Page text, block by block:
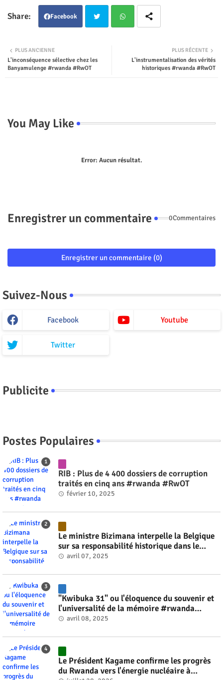
Facebook
ter
PLUS RÉCENTE
L'instrumentalisation des vérités
historiques #rwanda #RwOT
PLUS ANCIENNE
L'inconséquence sélective chez les
Banyamulenge #rwanda #RwOT
You May Like
Error: Aucun résultat.
Enregistrer un commentaire 0Commentaires
Enregistrer un commentaire (0)
Suivez-Nous
Facebook Youtube
Twitter
Publicite
Postes Populaires
RIB : Plus de 4 400 dossiers de corruption
traités en cinq ans #rwanda #RwOT
février 10, 2025
Le ministre Bizimana interpelle la Belgique
sur sa responsabilité historique dans le
génocide #rwanda #RwOT
avril 07, 2025
"Kwibuka 31" ou l'éloquence du souvenir et
l'universalité de la mémoire #rwanda
#RwOT
avril 08, 2025
Le Président Kagame confirme les progrès
du Rwanda vers l'énergie nucléaire à